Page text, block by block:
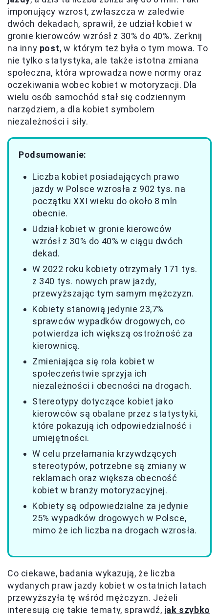
imponujący wzrost, zwłaszcza w zaledwie
dwóch dekadach, sprawił, że udział kobiet w
gronie kierowców wzrósł z 30% do 40%. Zerknij
na inny post, w którym też była o tym mowa. To
nie tylko statystyka, ale także istotna zmiana
społeczna, która wprowadza nowe normy oraz
oczekiwania wobec kobiet w motoryzacji. Dla
wielu osób samochód stał się codziennym
narzędziem, a dla kobiet symbolem
niezależności i siły.
Podsumowanie:
Liczba kobiet posiadających prawo
jazdy w Polsce wzrosła z 902 tys. na
początku XXI wieku do około 8 mln
obecnie.
Udział kobiet w gronie kierowców
wzrósł z 30% do 40% w ciągu dwóch
dekad.
W 2022 roku kobiety otrzymały 171 tys.
z 340 tys. nowych praw jazdy,
przewyższając tym samym mężczyzn.
Kobiety stanowią jedynie 23,7%
sprawców wypadków drogowych, co
potwierdza ich większą ostrożność za
kierownicą.
Zmieniająca się rola kobiet w
społeczeństwie sprzyja ich
niezależności i obecności na drogach.
Stereotypy dotyczące kobiet jako
kierowców są obalane przez statystyki,
które pokazują ich odpowiedzialność i
umiejętności.
W celu przełamania krzywdzących
stereotypów, potrzebne są zmiany w
reklamach oraz większa obecność
kobiet w branży motoryzacyjnej.
Kobiety są odpowiedzialne za jedynie
25% wypadków drogowych w Polsce,
mimo że ich liczba na drogach wzrosła.
Co ciekawe, badania wykazują, że liczba
wydanych praw jazdy kobiet w ostatnich latach
przewyższyła tę wśród mężczyzn. Jeżeli
interesują cię takie tematy, sprawdź, jak szybko